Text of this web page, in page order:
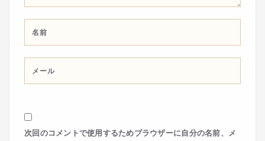
次回のコメントで使用するためブラウザーに自分の名前、メ